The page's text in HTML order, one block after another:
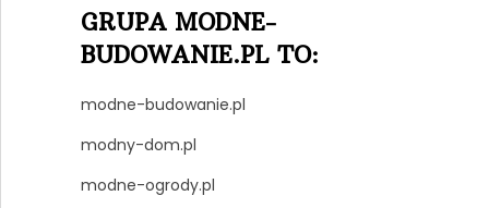
GRUPA MODNE-
BUDOWANIE.PL TO:
modne-budowanie.pl
modny-dom.pl
modne-ogrody.pl